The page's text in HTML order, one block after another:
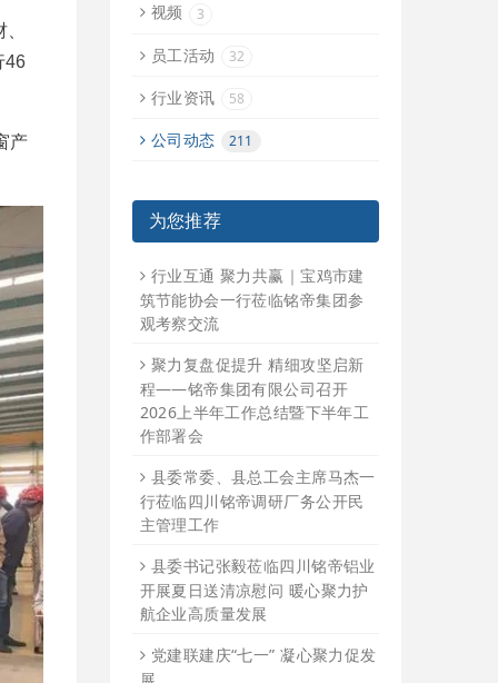
46
产
视频
3
员工活动 32
行业资讯 58
公司动态 211
为您推荐
行业互通 聚力共赢｜宝鸡市建
筑节能协会一行莅临铭帝集团参
观考察交流
聚力复盘促提升 精细攻坚启新
程——铭帝集团有限公司召开
2026上半年工作总结暨下半年工
作部署会
县委常委、县总工会主席马杰一
行莅临四川铭帝调研厂务公开民
主管理工作
县委书记张毅莅临四川铭帝铝业
开展夏日送清凉慰问 暖心聚力护
航企业高质量发展
党建联建庆“七一” 凝心聚力促发